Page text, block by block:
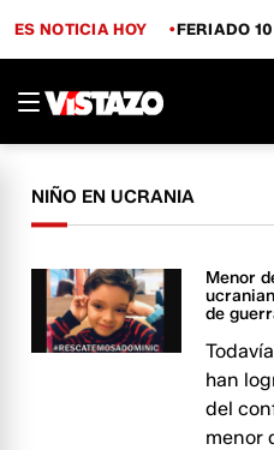
ES NOTICIA HOY FERIADO
NIÑO EN UCRANIA
Menor
de
han
del
menor